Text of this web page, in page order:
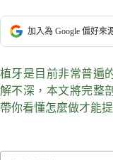
加入為 Google 偏好來
植牙是目前非常普遍
解不深，本文將完整
帶你看懂怎麼做才能